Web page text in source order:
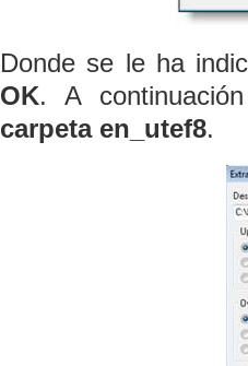
Donde se le ha
OK. A
carpeta en_utef8.